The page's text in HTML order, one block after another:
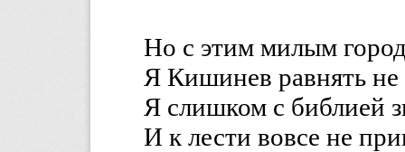
Но с этим милым
Я Кишинев равнять
Я слишком с библией
И к лести вовсе не